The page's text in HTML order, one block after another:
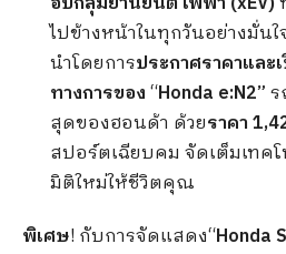
ไปข้างหน้าในทุกวันอย่างมั่นใ
นำโดยการประกาศราคาและ
ทางการของ“Honda e:N2”ร
สุดของฮอนด้า ด้วยราคา
สปอร์ตเฉียบคม จัดเต็มเทค
มิติใหม่ให้ชีวิตคุณ
พิเศษ! กับการจัดแสดง“Honda